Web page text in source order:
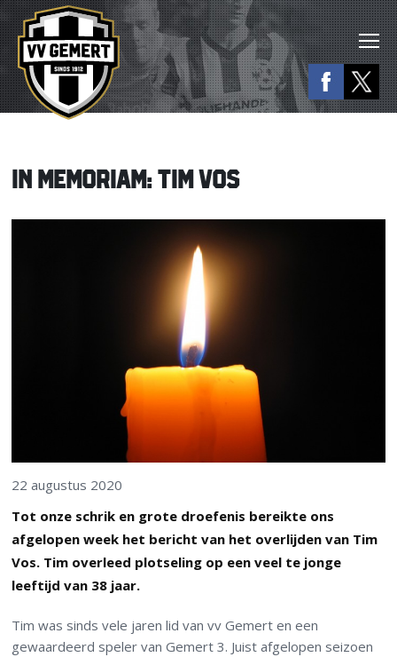
IN MEMORIAM: TIM VOS
22 augustus 2020
Tot onze schrik en grote droefenis bereikte ons
afgelopen week het bericht van het overlijden van Tim
Vos. Tim overleed plotseling op een veel te jonge
leeftijd van 38 jaar.
Tim was sinds vele jaren lid van vv Gemert en een
gewaardeerd speler van Gemert 3. Juist afgelopen seizoen